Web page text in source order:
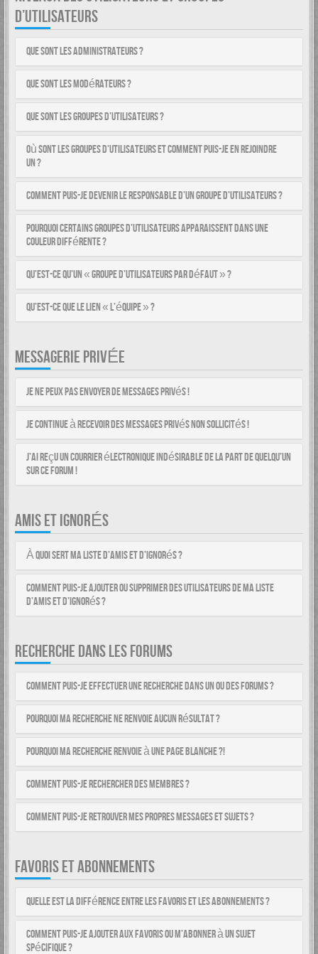
D’UTILISATEURS
Que sont les administrateurs ?
Que sont les modérateurs ?
Que sont les groupes d’utilisateurs ?
Où sont les groupes d’utilisateurs et comment puis-je en rejoindre
un ?
Comment puis-je devenir le responsable d’un groupe d’utilisateurs ?
Pourquoi certains groupes d’utilisateurs apparaissent dans une
couleur différente ?
Qu’est-ce qu’un « groupe d’utilisateurs par défaut » ?
Qu’est-ce que le lien « L’équipe » ?
MESSAGERIE PRIVÉE
Je ne peux pas envoyer de messages privés !
Je continue à recevoir des messages privés non sollicités !
J’ai reçu un courrier électronique indésirable de la part de quelqu’un
sur ce forum !
AMIS ET IGNORÉS
À quoi sert ma liste d’amis et d’ignorés ?
Comment puis-je ajouter ou supprimer des utilisateurs de ma liste
d’amis et d’ignorés ?
RECHERCHE DANS LES FORUMS
Comment puis-je effectuer une recherche dans un ou des forums ?
Pourquoi ma recherche ne renvoie aucun résultat ?
Pourquoi ma recherche renvoie à une page blanche ?!
Comment puis-je rechercher des membres ?
Comment puis-je retrouver mes propres messages et sujets ?
FAVORIS ET ABONNEMENTS
Quelle est la différence entre les favoris et les abonnements ?
Comment puis-je ajouter aux favoris ou m’abonner à un sujet
spécifique ?